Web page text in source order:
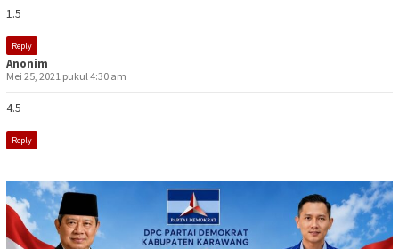
1.5
Reply
Anonim
Mei 25, 2021 pukul 4:30 am
4.5
Reply